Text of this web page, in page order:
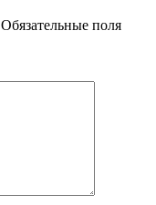
Обязательные поля